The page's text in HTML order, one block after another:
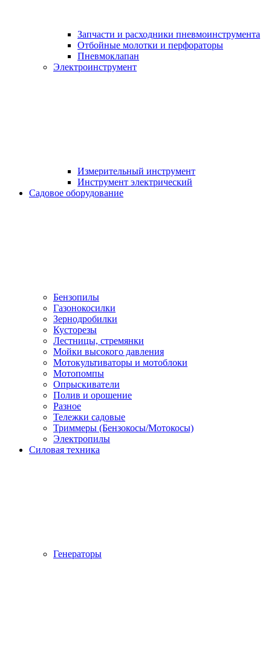
Запчасти и расходники пневмоинструмента
Отбойные молотки и перфораторы
Пневмоклапан
Электроинструмент
Измерительный инструмент
Инструмент электрический
Садовое оборудование
Бензопилы
Газонокосилки
Зернодробилки
Кусторезы
Лестницы, стремянки
Мойки высокого давления
Мотокультиваторы и мотоблоки
Мотопомпы
Опрыскиватели
Полив и орошение
Разное
Тележки садовые
Триммеры (Бензокосы/Мотокосы)
Электропилы
Силовая техника
Генераторы